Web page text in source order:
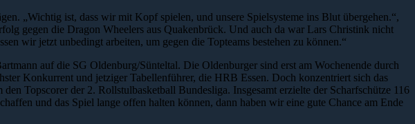
„Wichtig ist, dass wir mit Kopf spielen, und unsere Spielsysteme ins Blut übergehen.“,
gegen die Dragon Wheelers aus Quakenbrück. Und auch da war Lars Christink nicht
wir jetzt unbedingt arbeiten, um gegen die Topteams bestehen zu können.“
auf die SG Oldenburg/Sünteltal. Die Oldenburger sind erst am Wochenende durch
Konkurrent und jetziger Tabellenführer, die HRB Essen. Doch konzentriert sich das
Topscorer der 2. Rollstulbasketball Bundesliga. Insgesamt erzielte der Scharfschütze 116
und das Spiel lange offen halten können, dann haben wir eine gute Chance am Ende